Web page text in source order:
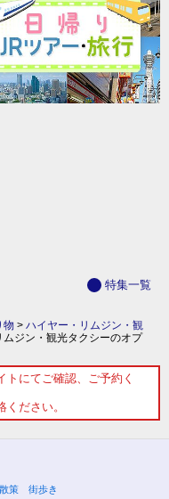
特集一覧
物 > ハイヤー・リムジン・観
ジン・観光タクシーのオプ
にてご確認、ご予約く
ださい。
策 街歩き